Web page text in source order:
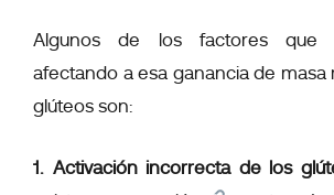
Algunos de los factores que
afectando a esa ganancia de masa
glúteos son:
1. Activación incorrecta de los